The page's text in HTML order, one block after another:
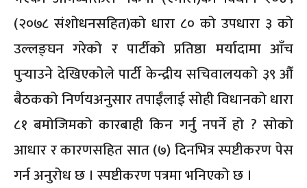
(२०७८ संशोधनसहित)को धारा ८० को उपधारा ३ को
उल्लङ्घन गरेको र पार्टीको प्रतिष्ठा मर्यादामा आँच
पुऱ्याउने देखिएकोले पार्टी केन्द्रीय सचिवालयको ३९ औँ
बैठकको निर्णयअनुसार तपाईँलाई सोही विधानको धारा
८१ बमोजिमको कारबाही किन गर्नु नपर्ने हो ? सोको
आधार र कारणसहित सात (७) दिनभित्र स्पष्टीकरण पेस
गर्न अनुरोध छ । स्पष्टीकरण पत्रमा भनिएको छ ।